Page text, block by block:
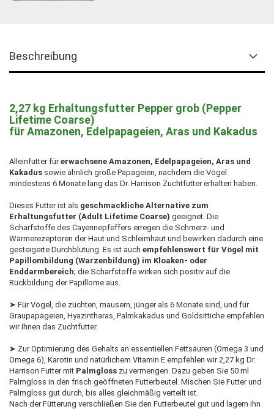
Beschreibung
2,27 kg Erhaltungsfutter Pepper grob (Pepper
Lifetime Coarse)
für Amazonen, Edelpapageien, Aras und Kakadus
Alleinfutter fürerwachsene Amazonen, Edelpapageien, Aras und
Kakadus sowie ähnlich große Papageien, nachdem die Vögel
mindestens 6 Monate lang das Dr. Harrison Zuchtfutter erhalten haben.
Dieses Futter ist als geschmackliche Alternative zum
Erhaltungsfutter (Adult Lifetime Coarse) geeignet. Die
Scharfstoffe des Cayennepfeffers erregen die Schmerz- und
Wärmerezeptoren der Haut und Schleimhaut und bewirken dadurch eine
gesteigerte Durchblutung. Es ist auch empfehlenswert für Vögel mit
Papillombildung (Warzenbildung) im Kloaken- oder
Enddarmbereich; die Scharfstoffe wirken sich positiv auf die
Rückbildung der Papillome aus.
➤ Für Vögel, die züchten, mausern, jünger als 6 Monate sind, und für
Graupapageien, Hyazintharas, Palmkakadus und Goldsittiche empfehlen
wir Ihnen das Zuchtfutter.
➤ Zur Optimierung des Gehalts an essentiellen Fettsäuren (Omega 3 und
Omega 6), Karotin und natürlichem Vitamin E empfehlen wir 2,27 kg Dr.
Harrison Futter mit Palmgloss zu vermengen. Dazu geben Sie 50 ml
Palmgloss in den frisch geöffneten Futterbeutel. Mischen Sie Futter und
Palmgloss gut durch, bis alles gleichmäßig verteilt ist.
Nach der Fütterung verschließen Sie den Futterbeutel gut und lagern ihn